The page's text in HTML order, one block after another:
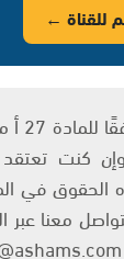
للقناة ←
يتم
والنشر 2007، وإن
في
معنا عبر